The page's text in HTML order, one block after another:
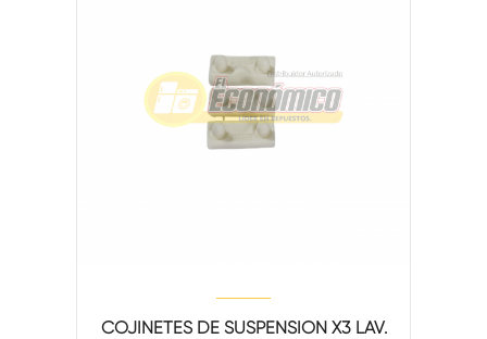
COJINETES DE SUSPENSION X3 LAV.